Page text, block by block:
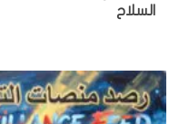
السلاح